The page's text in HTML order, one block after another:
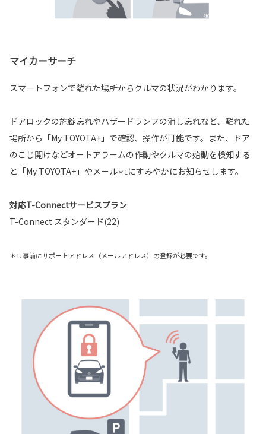
マイカーサーチ
スマートフォンで離れた場所からクルマの状況がわかります。
ドアロックの施錠忘れやハザードランプの消し忘れなど、離れた
場所から「My TOYOTA+」で確認、操作が可能です。また、ドア
のこじ開けなどオートアラームの作動やクルマの始動を検知する
と「My TOYOTA+」やメール＊1 にすみやかにお知らせします。
対応T-Connectサービスプラン
T-Connect スタンダード(22)
＊1. 事前にサポートアドレス（メールアドレス）の登録が必要です。